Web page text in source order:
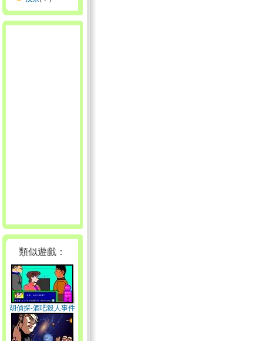
類似遊戲：
胡偵探-酒吧殺人事件